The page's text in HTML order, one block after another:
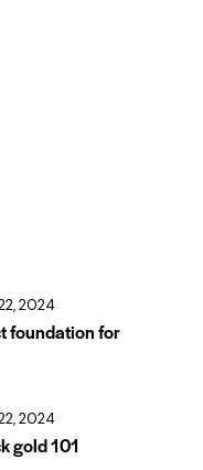
2024
foundation for
2024
gold 101